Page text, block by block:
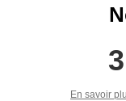
En savoir